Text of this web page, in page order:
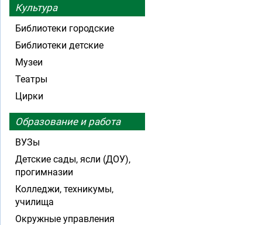
Культура
Библиотеки городские
Библиотеки детские
Музеи
Театры
Цирки
Образование и работа
ВУЗы
Детские сады, ясли (ДОУ),
прогимназии
Колледжи, техникумы,
училища
Окружные управления